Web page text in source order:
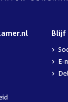
Blijf
E-